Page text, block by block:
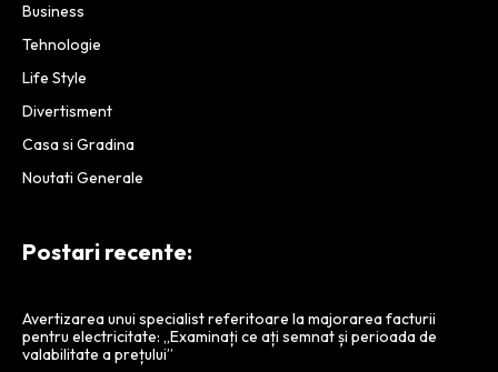
Business
Tehnologie
Life Style
Divertisment
Casa si Gradina
Noutati Generale
Postari recente:
Avertizarea unui specialist referitoare la majorarea facturii
pentru electricitate: „Examinați ce ați semnat și perioada de
valabilitate a prețului”